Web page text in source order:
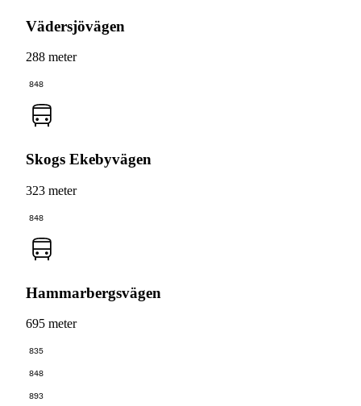
Vädersjövägen
288 meter
848
Skogs Ekebyvägen
323 meter
848
Hammarbergsvägen
695 meter
835
848
893